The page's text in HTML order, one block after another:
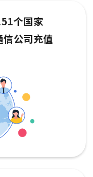
个国家
公司充值